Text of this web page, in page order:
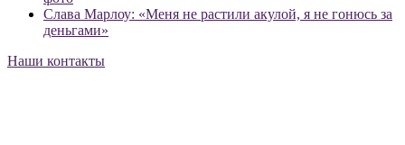
Слава Марлоу: «Меня не растили акулой, я не гонюсь за
деньгами»
Наши контакты